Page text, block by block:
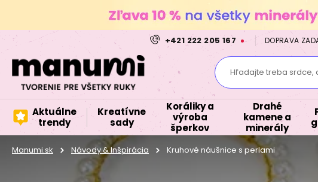
+421 222 205 167 DOPRAVA
Hľadajte treba srdce,
Aktuálne
trendy
Kreatívne
sady
Koráliky a
výroba
šperkov
Drahé
kamene a
minerály
Manumi.sk Návody & Inšpirácia Kruhové náušnice s perlami